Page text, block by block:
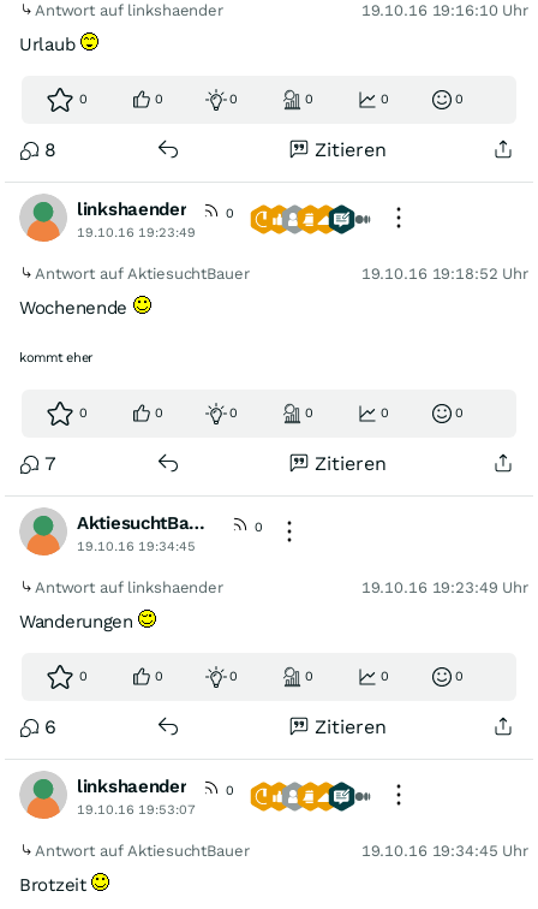
Antwort auf linkshaender 19.10.16 19:16:10 Uhr
Urlaub
0 0 0 0 0 0
8 Zitieren
linkshaender
0
19.10.16 19:23:49
Antwort auf AktiesuchtBauer 19.10.16 19:18:52 Uhr
Wochenende
kommt eher
0 0 0 0 0 0
7 Zitieren
AktiesuchtBauer
0
19.10.16 19:34:45
Antwort auf linkshaender 19.10.16 19:23:49 Uhr
Wanderungen
0 0 0 0 0 0
6 Zitieren
linkshaender
0
19.10.16 19:53:07
Antwort auf AktiesuchtBauer 19.10.16 19:34:45 Uhr
Brotzeit